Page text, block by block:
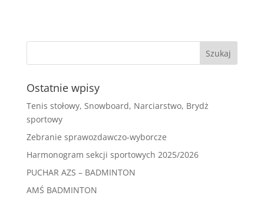
Ostatnie wpisy
Tenis stołowy, Snowboard, Narciarstwo, Brydż
sportowy
Zebranie sprawozdawczo-wyborcze
Harmonogram sekcji sportowych 2025/2026
PUCHAR AZS – BADMINTON
AMŚ BADMINTON